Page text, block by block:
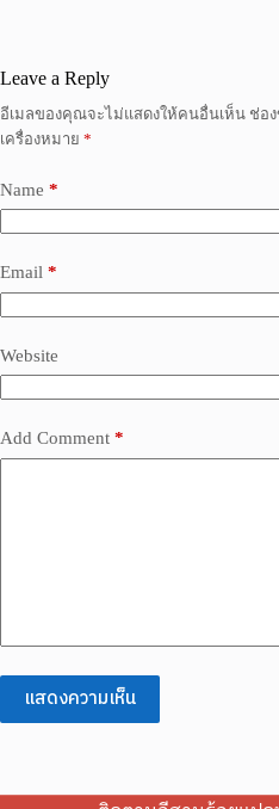
Leave a Reply
อีเมลของคุณจะไม่แสดงให้คนอื่นเห็น ช่อ
เครื่องหมาย *
Name *
Email *
Website
Add Comment *
แสดงความเห็น